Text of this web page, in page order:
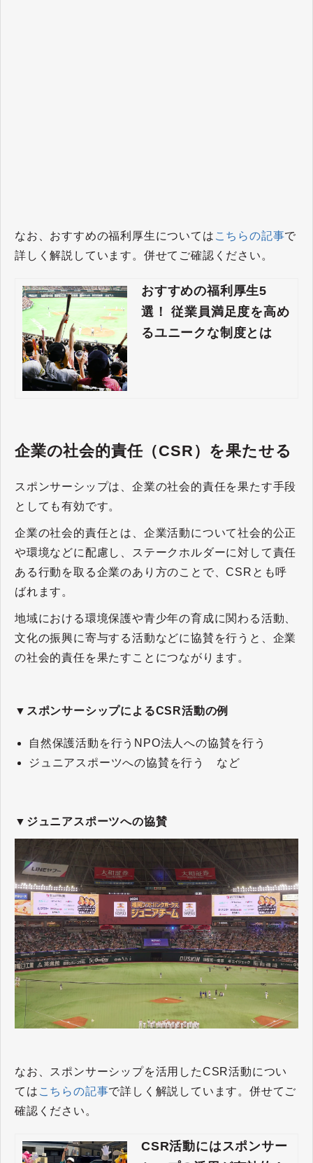
なお、おすすめの福利厚生については こちらの記事で
詳しく解説しています。併せてご確認ください。
おすすめの福利厚生5
選！ 従業員満足度を高め
るユニークな制度とは
企業の社会的責任（CSR）を果たせる
スポンサーシップは、企業の社会的責任を果たす手段
としても有効です。
企業の社会的責任とは、企業活動について社会的公正
や環境などに配慮し、ステークホルダーに対して責任
ある行動を取る企業のあり方のことで、CSRとも呼
ばれます。
地域における環境保護や青少年の育成に関わる活動、
文化の振興に寄与する活動などに協賛を行うと、企業
の社会的責任を果たすことにつながります。
▼スポンサーシップによるCSR活動の例
自然保護活動を行うNPO法人への協賛を行う
ジュニアスポーツへの協賛を行う など
▼ジュニアスポーツへの協賛
なお、スポンサーシップを活用したCSR活動につい
ては こちらの記事で詳しく解説しています。併せてご
確認ください。
CSR活動にはスポンサー